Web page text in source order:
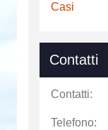
Casi
Contatti
Contatti:
Telefono: